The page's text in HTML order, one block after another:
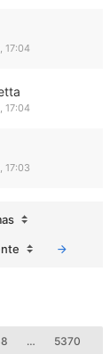
17:04
17:04
17:03
… 5370